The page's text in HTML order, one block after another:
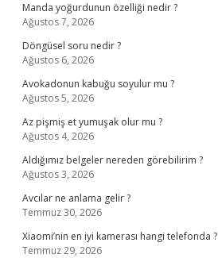
Manda yoğurdunun özelliği nedir ?
Ağustos 7, 2026
Döngüsel soru nedir ?
Ağustos 6, 2026
Avokadonun kabuğu soyulur mu ?
Ağustos 5, 2026
Az pişmiş et yumuşak olur mu ?
Ağustos 4, 2026
Aldığımız belgeler nereden görebilirim ?
Ağustos 3, 2026
Avcılar ne anlama gelir ?
Temmuz 30, 2026
Xiaomi’nin en iyi kamerası hangi telefonda ?
Temmuz 29, 2026